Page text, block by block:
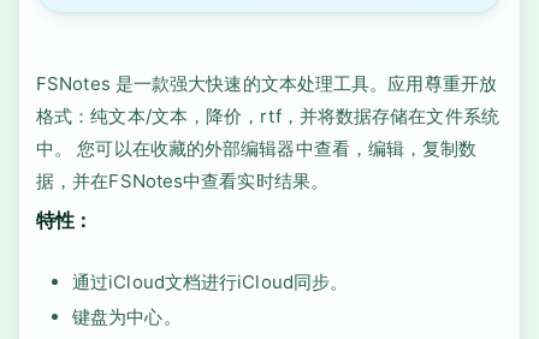
FSNotes 是一款强大快速的文本处理工具。应用尊重开放
格式：纯文本/文本，降价，rtf，并将数据存储在文件系统
中。 您可以在收藏的外部编辑器中查看，编辑，复制数
据，并在FSNotes中查看实时结果。
特性：
通过iCloud文档进行iCloud同步。
键盘为中心。